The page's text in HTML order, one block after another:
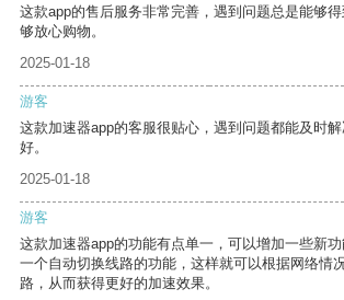
这款app的售后服务非常完善，遇到问题总是能够
够放心购物。
2025-01-18
游客
这款加速器app的客服很贴心，遇到问题都能及时
好。
2025-01-18
游客
这款加速器app的功能有点单一，可以增加一些新
一个自动切换线路的功能，这样就可以根据网络情
路，从而获得更好的加速效果。